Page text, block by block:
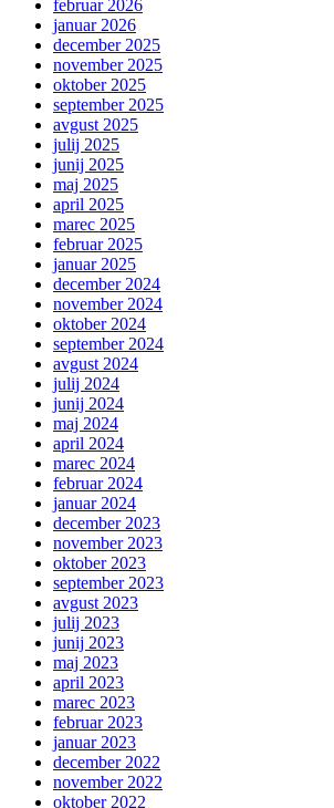
februar 2026
januar 2026
december 2025
november 2025
oktober 2025
september 2025
avgust 2025
julij 2025
junij 2025
maj 2025
april 2025
marec 2025
februar 2025
januar 2025
december 2024
november 2024
oktober 2024
september 2024
avgust 2024
julij 2024
junij 2024
maj 2024
april 2024
marec 2024
februar 2024
januar 2024
december 2023
november 2023
oktober 2023
september 2023
avgust 2023
julij 2023
junij 2023
maj 2023
april 2023
marec 2023
februar 2023
januar 2023
december 2022
november 2022
oktober 2022